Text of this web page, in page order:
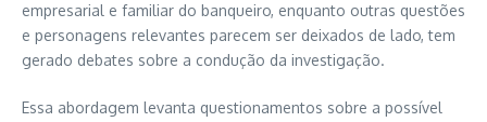
empresarial e familiar do banqueiro, enquanto outras questões
e personagens relevantes parecem ser deixados de lado, tem
gerado debates sobre a condução da investigação.
Essa abordagem levanta questionamentos sobre a possível